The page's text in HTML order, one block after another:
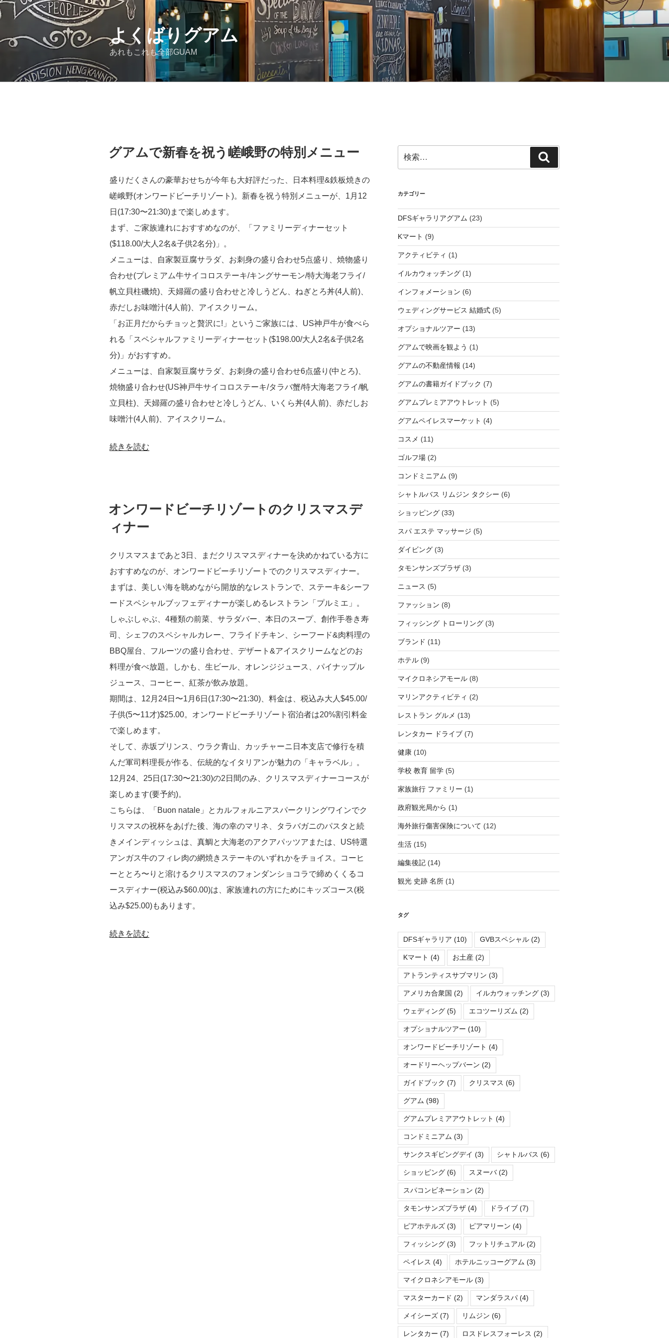
コ
ン
ン
よくばりグアム
あれもこれも全部GUAM
稿
グアムで新春を祝う嵯峨野の特別メニュー
盛りだくさんの豪華おせちが今年も大好評だった、日本料理&鉄板焼きの
嵯峨野(オンワードビーチリゾート)。新春を祝う特別メニューが、1月12
日(17:30〜21:30)まで楽しめます。
まず、ご家族連れにおすすめなのが、「ファミリーディナーセット
($118.00/大人2名&子供2名分)」。
メニューは、自家製豆腐サラダ、お刺身の盛り合わせ5点盛り、焼物盛り
合わせ(プレミアム牛サイコロステーキ/キングサーモン/特大海老フライ/
帆立貝柱磯焼)、天婦羅の盛り合わせと冷しうどん、ねぎとろ丼(4人前)、
赤だしお味噌汁(4人前)、アイスクリーム。
「お正月だからチョッと贅沢に!」というご家族には、US神戸牛が食べら
れる「スペシャルファミリーディナーセット($198.00/大人2名&子供2名
分)」がおすすめ。
メニューは、自家製豆腐サラダ、お刺身の盛り合わせ6点盛り(中とろ)、
焼物盛り合わせ(US神戸牛サイコロステーキ/タラバ蟹/特大海老フライ/帆
立貝柱)、天婦羅の盛り合わせと冷しうどん、いくら丼(4人前)、赤だしお
味噌汁(4人前)、アイスクリーム。
“グ
新
春
祝
う
嵯
峨
野
の
特
別
メ
ニ
ュ
ー”
の
続きを読む
稿
オンワードビーチリゾートのクリスマスデ
ィナー
クリスマスまであと3日、まだクリスマスディナーを決めかねている方に
おすすめなのが、オンワードビーチリゾートでのクリスマスディナー。
まずは、美しい海を眺めながら開放的なレストランで、ステーキ&シーフ
ードスペシャルブッフェディナーが楽しめるレストラン「プルミエ」。
しゃぶしゃぶ、4種類の前菜、サラダバー、本日のスープ、創作手巻き寿
司、シェフのスペシャルカレー、フライドチキン、シーフード&肉料理の
BBQ屋台、フルーツの盛り合わせ、デザート&アイスクリームなどのお
料理が食べ放題。しかも、生ビール、オレンジジュース、パイナップル
ジュース、コーヒー、紅茶が飲み放題。
期間は、12月24日〜1月6日(17:30〜21:30)、料金は、税込み大人$45.00/
子供(5〜11才)$25.00。オンワードビーチリゾート宿泊者は20%割引料金
で楽しめます。
そして、赤坂プリンス、ウラク青山、カッチャーニ日本支店で修行を積
んだ軍司料理長が作る、伝統的なイタリアンが魅力の「キャラベル」。
12月24、25日(17:30〜21:30)の2日間のみ、クリスマスディナーコースが
楽しめます(要予約)。
こちらは、「Buon natale」とカルフォルニアスパークリングワインでク
リスマスの祝杯をあげた後、海の幸のマリネ、タラバガニのパスタと続
きメインディッシュは、真鯛と大海老のアクアパッツアまたは、US特選
アンガス牛のフィレ肉の網焼きステーキのいずれかをチョイス。コーヒ
ーととろ〜りと溶けるクリスマスのフォンダンショコラで締めくくるコ
ースディナー(税込み$60.00)は、家族連れの方にためにキッズコース(税
込み$25.00)もあります。
“オ
続きを読む
索:
索
カテゴリー
DFSギャラリアグアム (23)
Kマート (9)
アクティビティ (1)
イルカウォッチング(1)
インフォメーション (6)
ウェディングサービス 結婚式(5)
オプショナルツアー (13)
グアムで映画を観よう (1)
グアムの不動産情報 (14)
グアムの書籍ガイドブック (7)
グアムプレミアアウトレット (5)
グアムペイレスマーケット (4)
コスメ (11)
ゴルフ場(2)
コンドミニアム (9)
シャトルバス リムジン タクシー (6)
ショッピング(33)
スパ エステ マッサージ (5)
ダイビング(3)
タモンサンズプラザ(3)
ニュース (5)
ファッション (8)
フィッシング トローリング(3)
ブランド (11)
ホテル(9)
マイクロネシアモール(8)
マリンアクティビティ (2)
レストラン グルメ (13)
レンタカー ドライブ(7)
健康(10)
学校 教育 留学(5)
家族旅行 ファミリー (1)
政府観光局から (1)
海外旅行傷害保険について (12)
生活(15)
編集後記(14)
観光 史跡 名所(1)
タグ
DFSギャラリア (10) GVBスペシャル(2)
Kマート (4) お土産(2)
アトランティスサブマリン (3)
アメリカ合衆国 (2) イルカウォッチング(3)
ウェディング(5) エコツーリズム (2)
オプショナルツアー (10)
オンワードビーチリゾート (4)
オードリーヘップバーン (2)
ガイドブック (7) クリスマス (6)
グアム (98)
グアムプレミアアウトレット (4)
コンドミニアム (3)
サンクスギビングデイ (3) シャトルバス (6)
ショッピング(6) スヌーバ(2)
スパコンビネーション (2)
タモンサンズプラザ(4) ドライブ(7)
ピアホテルズ(3) ピアマリーン (4)
フィッシング(3) フットリチュアル(2)
ペイレス (4) ホテルニッコーグアム (3)
マイクロネシアモール(3)
マスターカード (2) マンダラスパ(4)
メイシーズ(7) リムジン (6)
レンタカー (7) ロスドレスフォーレス (2)